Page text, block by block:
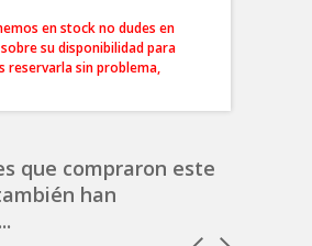
en stock no dudes en
su disponibilidad para
reservarla sin problema,
que compraron este
han